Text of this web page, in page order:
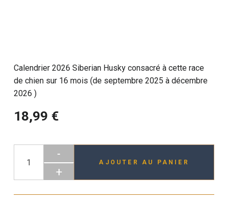
Calendrier 2026 Siberian Husky consacré à cette race
de chien sur 16 mois (de septembre 2025 à décembre
2026 )
18,99 €
-
+
AJOUTER AU PANIER